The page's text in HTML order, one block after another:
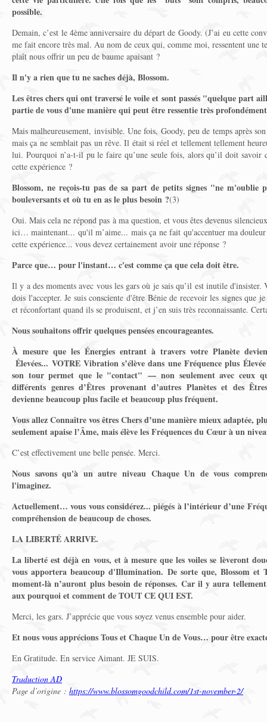
possible.
Demain, c’est le 4ème anniversaire du départ de Goody. (J’ai eu cette
me fait encore très mal. Au nom de ceux qui, comme moi, ressentent une
plaît nous offrir un peu de baume apaisant ?
Il n'y a rien que tu ne saches déjà, Blossom.
Les êtres chers qui ont traversé le voile et sont passés "quelque part
partie de vous d'une manière qui peut être ressentie très
Mais malheureusement, invisible. Une fois, Goody, peu de temps après
mais ça ne semblait pas un rêve. Il était si réel et tellement tellement
lui. Pourquoi n’a-t-il pu le faire qu’une seule fois, alors qu’il doit savoir
cette expérience ?
Blossom, ne reçois-tu pas de sa part de petits signes "ne m'oublie
bouleversants et où tu en as le plus besoin ?(3)
Oui. Mais cela ne répond pas à ma question, et vous êtes devenus
ici… maintenant... qu'il m’aime... mais ça ne fait qu'accentuer ma
cette expérience... vous devez certainement avoir une réponse ?
Parce que… pour l'instant… c'est comme ça que cela doit être.
Il y a des moments avec vous les gars où je sais qu’il est inutile d'insister.
dois l'accepter. Je suis consciente d'être Bénie de recevoir les signes que
et réconfortant quand ils se produisent, et j’en suis très reconnaissante.
Nous souhaitons offrir quelques pensées encourageantes.
À mesure que les Énergies entrant à travers votre Planète
Élevées... VOTRE Vibration s’élève dans une Fréquence plus
son tour permet que le "contact" — non seulement avec ceux
différents genres d’Êtres provenant d’autres Planètes et des
devienne beaucoup plus facile et beaucoup plus fréquent.
Vous allez Connaître vos êtres Chers d’une manière mieux adaptée,
seulement apaise l’Âme, mais élève les Fréquences du Cœur à un
C’est effectivement une belle pensée. Merci.
Nous savons qu'à un autre niveau Chaque Un de vous
l'imaginez.
Actuellement… vous vous considérez... piégés à l’intérieur d’une
compréhension de beaucoup de choses.
LA LIBERTÉ ARRIVE.
La liberté est déjà en vous, et à mesure que les voiles se lèveront
vous apportera beaucoup d'Illumination. De sorte que, Blossom et
moment-là n’auront plus besoin de réponses. Car il y aura
aux pourquoi et comment de TOUT CE QUI EST.
Merci, les gars. J’apprécie que vous soyez venus ensemble pour aider.
Et nous vous apprécions Tous et Chaque Un de Vous… pour être
En Gratitude. En service Aimant. JE SUIS.
Traduction AD
Page d’origine : https://www.blossomgoodchild.com/1st-november-2/